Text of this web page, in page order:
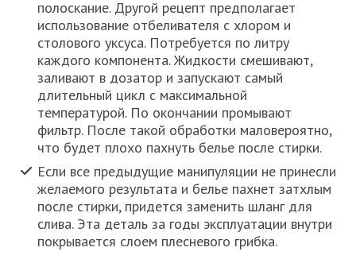
полоскание. Другой рецепт предполагает
использование отбеливателя с хлором и
столового уксуса. Потребуется по литру
каждого компонента. Жидкости смешивают,
заливают в дозатор и запускают самый
длительный цикл с максимальной
температурой. По окончании промывают
фильтр. После такой обработки маловероятно,
что будет плохо пахнуть белье после стирки.
Если все предыдущие манипуляции не принесли
желаемого результата и белье пахнет затхлым
после стирки, придется заменить шланг для
слива. Эта деталь за годы эксплуатации внутри
покрывается слоем плесневого грибка.